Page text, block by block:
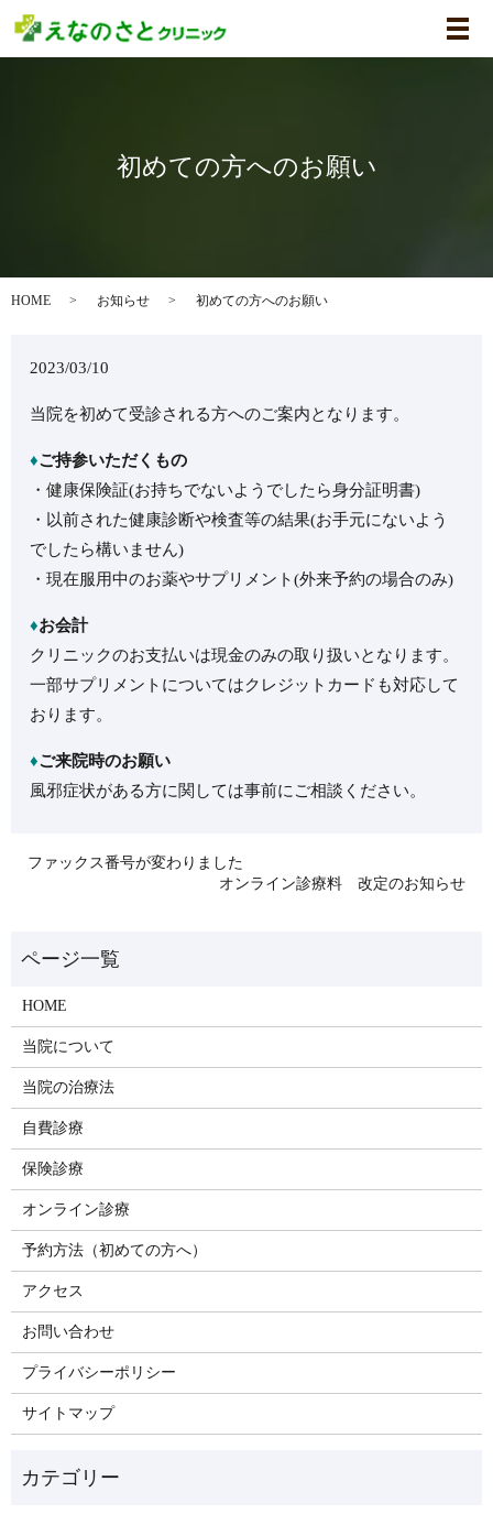
メ
初めての方へのお願い
HOME お知らせ 初めての方へのお願い
2023/03/10
当院を初めて受診される方へのご案内となります。
♦ご持参いただくもの
・健康保険証(お持ちでないようでしたら身分証明書)
・以前された健康診断や検査等の結果(お手元にないよう
でしたら構いません)
・現在服用中のお薬やサプリメント(外来予約の場合のみ)
♦お会計
クリニックのお支払いは現金のみの取り扱いとなります。
一部サプリメントについてはクレジットカードも対応して
おります。
♦ご来院時のお願い
風邪症状がある方に関しては事前にご相談ください。
ファックス番号が変わりました
オンライン診療料 改定のお知らせ
HOME
当院について
当院の治療法
自費診療
保険診療
オンライン診療
予約方法（初めての方へ）
アクセス
お問い合わせ
プライバシーポリシー
サイトマップ